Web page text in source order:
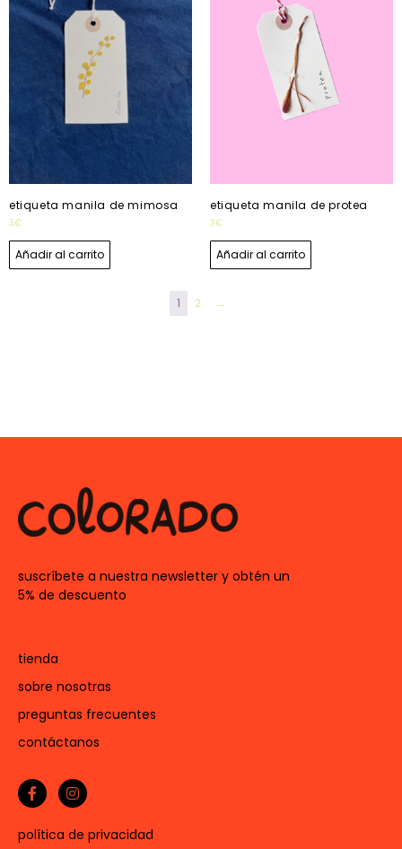
etiqueta manila de mimosa
3€
Añadir al carrito
etiqueta manila de protea
3€
Añadir al carrito
1 2 →
suscríbete a nuestra newsletter y obtén un
5% de descuento
tienda
sobre nosotras
preguntas frecuentes
contáctanos
política de privacidad